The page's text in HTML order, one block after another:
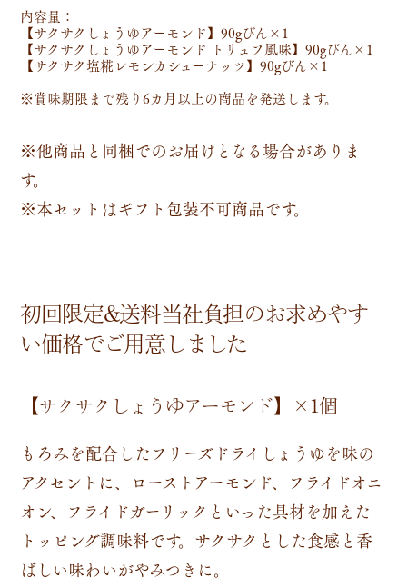
内容量：
【サクサクしょうゆアーモンド】90gびん×1
【サクサクしょうゆアーモンド トリュフ風味】90gびん×1
【サクサク塩糀レモンカシューナッツ】90gびん×1
※賞味期限まで残り6カ月以上の商品を発送します。
※他商品と同梱でのお届けとなる場合がありま
す。
※本セットはギフト包装不可商品です。
初回限定&送料当社負担のお求めやす
い価格でご用意しました
【サクサクしょうゆアーモンド】×1個
もろみを配合したフリーズドライしょうゆを味の
アクセントに、ローストアーモンド、フライドオニ
オン、フライドガーリックといった具材を加えた
トッピング調味料です。サクサクとした食感と香
ばしい味わいがやみつきに。